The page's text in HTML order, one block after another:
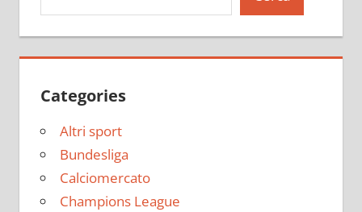
Categories
Altri sport
Bundesliga
Calciomercato
Champions League